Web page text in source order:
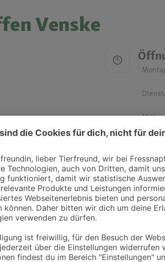
Venske
Freitag
und Kliniken in deiner Nähe übersichtlich
zu treten. Bitte wende dich hierfür direkt an die
Tierarztsuche als Praxis gelistet werden oder